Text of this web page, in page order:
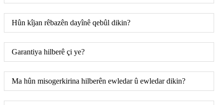
Hûn kîjan rêbazên dayînê qebûl dikin?
Garantiya hilberê çi ye?
Ma hûn misogerkirina hilberên ewledar û ewledar dikin?